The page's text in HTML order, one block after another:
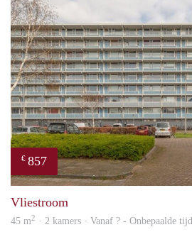
€ 857
Vliestroom
45 m2 · 2 kamers · Vanaf ? - Onbepaalde tijd